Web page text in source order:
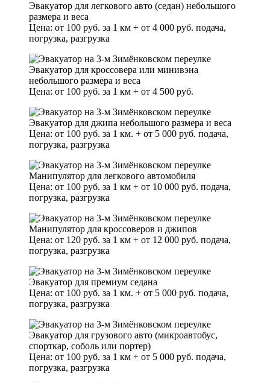
Эвакуатор для легкового авто (седан) небольшого
размера и веса
Цена: от 100 руб. за 1 км + от 4 000 руб. подача,
погрузка, разгрузка
Эвакуатор для кроссовера или минивэна
небольшого размера и веса
Цена: от 100 руб. за 1 км + от 4 500 руб.
Эвакуатор для джипа небольшого размера и веса
Цена: от 100 руб. за 1 км. + от 5 000 руб. подача,
погрузка, разгрузка
Манипулятор для легкового автомобиля
Цена: от 100 руб. за 1 км + от 10 000 руб. подача,
погрузка, разгрузка
Манипулятор для кроссоверов и джипов
Цена: от 120 руб. за 1 км + от 12 000 руб. подача,
погрузка, разгрузка
Эвакуатор для премиум седана
Цена: от 100 руб. за 1 км. + от 5 000 руб. подача,
погрузка, разгрузка
Эвакуатор для грузового авто (микроавтобус,
спорткар, соболь или портер)
Цена: от 100 руб. за 1 км + от 5 000 руб. подача,
погрузка, разгрузка